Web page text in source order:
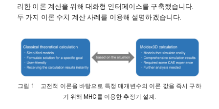
리한 이론 계산을 위해 대화형 인터페이스를 구축했습니다.
두 가지 이론 수치 계산 사례를 이용해 설명하겠습니다.
그림 1 고전적 이론을 바탕으로 특정 매개변수의 이론 값을 즉시 구하
기 위해 MHC를 이용한 추정기 설계.